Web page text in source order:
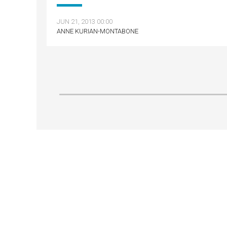
JUN 21, 2013 00:00
ANNE KURIAN-MONTABONE